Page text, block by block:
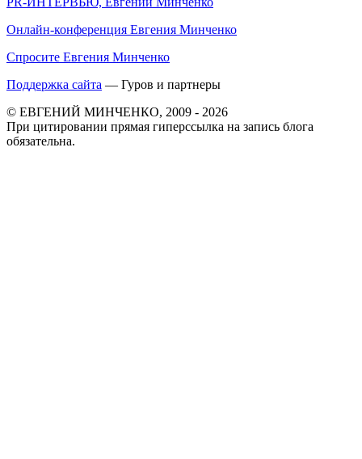
Онлайн-конференция Евгения Минченко
Спросите Евгения Минченко
Поддержка сайта — Гуров и партнеры
© ЕВГЕНИЙ МИНЧЕНКО, 2009 - 2026
При цитировании прямая гиперссылка на запись блога
обязательна.